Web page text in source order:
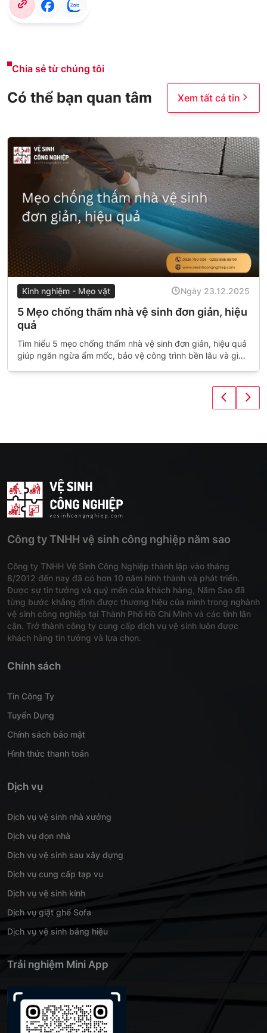
Chia sẻ từ chúng tôi
Có thể bạn quan tâm Xem tất cả tin
Kinh nghiệm - Mẹo vặt Ngày 23.12.2025
5 Mẹo chống thấm nhà vệ sinh đơn giản, hiệu
quả
Tìm hiểu 5 mẹo chống thấm nhà vệ sinh đơn giản, hiệu quả
giúp ngăn ngừa ẩm mốc, bảo vệ công trình bền lâu và giữ
Công ty TNHH vệ sinh công nghiệp năm sao
Công ty TNHH Vệ Sinh Công Nghiệp thành lập vào tháng
8/2012 đến nay đã có hơn 10 năm hình thành và phát triển.
Được sự tin tưởng và quý mến của khách hàng, Năm Sao đã
từng bước khẳng định được thương hiệu của mình trong nghành
vệ sinh công nghiệp tại Thành Phố Hồ Chí Minh và các tỉnh lân
cận. Trở thành công ty cung cấp dịch vụ vệ sinh luôn được
khách hàng tin tưởng và lựa chọn.
Chính sách
Tin Công Ty
Tuyển Dụng
Chính sách bảo mật
Hình thức thanh toán
Dịch vụ
Dịch vụ vệ sinh nhà xưởng
Dịch vụ dọn nhà
Dịch vụ vệ sinh sau xây dựng
Dịch vụ cung cấp tạp vụ
Dịch vụ vệ sinh kính
Dịch vụ giặt ghế Sofa
Dịch vụ vệ sinh bảng hiệu
Trải nghiệm Mini App